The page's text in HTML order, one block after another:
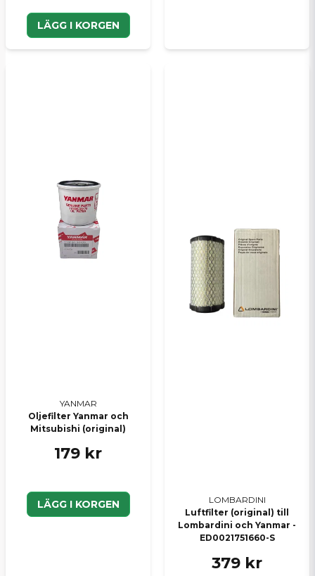
LÄGG I KORGEN
YANMAR
Oljefilter Yanmar och
Mitsubishi (original)
179 kr
LÄGG I KORGEN
LOMBARDINI
Luftfilter (original) till
Lombardini och Yanmar -
ED0021751660-S
379 kr